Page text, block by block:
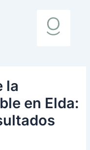
la
en Elda: